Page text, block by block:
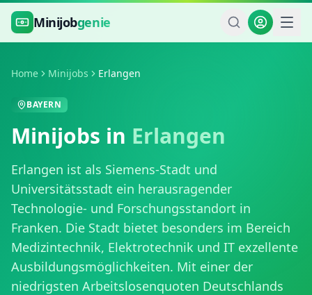
Zum Hauptinhalt springen
Minijobgenie
Home Minijobs Erlangen
BAYERN
Minijobs in Erlangen
Erlangen ist als Siemens-Stadt und
Universitätsstadt ein herausragender
Technologie- und Forschungsstandort in
Franken. Die Stadt bietet besonders im Bereich
Medizintechnik, Elektrotechnik und IT exzellente
Ausbildungsmöglichkeiten. Mit einer der
niedrigsten Arbeitslosenquoten Deutschlands